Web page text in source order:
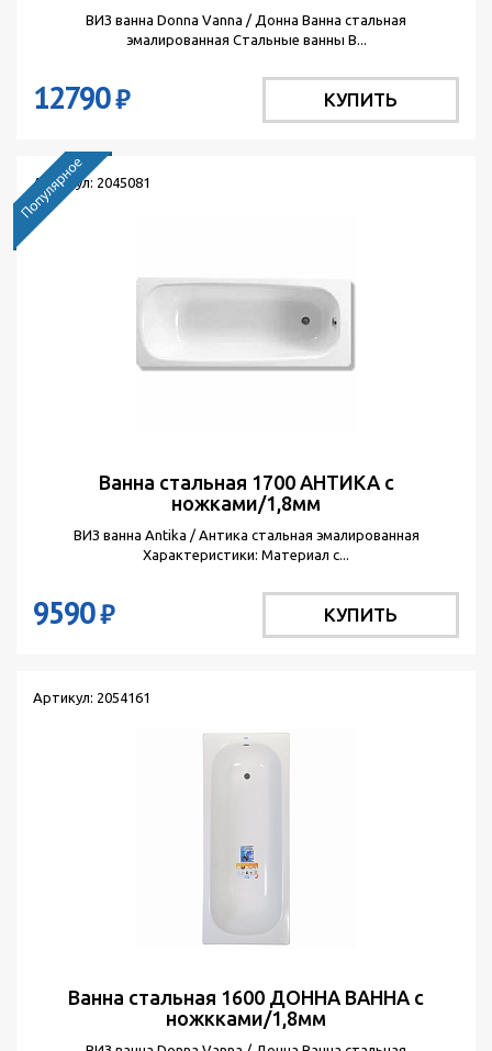
ВИЗ ванна Donna Vanna / Донна Ванна стальная
эмалированная Стальные ванны В...
12790₽ КУПИТЬ
Артикул: 2045081
Ванна стальная 1700 АНТИКА с
ножками/1,8мм
ВИЗ ванна Antika / Антика стальная эмалированная
Характеристики: Материал с...
9590₽ КУПИТЬ
Артикул: 2054161
Ванна стальная 1600 ДОННА ВАННА с
ножкками/1,8мм